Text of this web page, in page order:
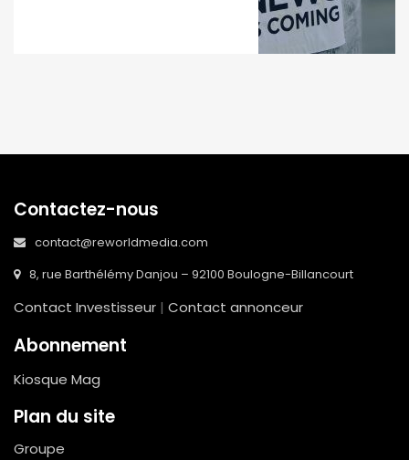
Contactez-nous
contact@reworldmedia.com
8, rue Barthélémy Danjou – 92100 Boulogne-Billancourt
Contact Investisseur | Contact annonceur
Abonnement
Kiosque Mag
Plan du site
Groupe